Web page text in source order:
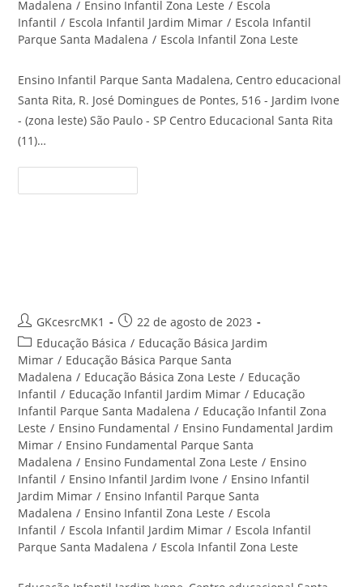
Madalena / Ensino Infantil Zona Leste / Escola
Infantil / Escola Infantil Jardim Mimar / Escola Infantil
Parque Santa Madalena / Escola Infantil Zona Leste
Ensino Infantil Parque Santa Madalena, Centro educacional
Santa Rita, R. José Domingues de Pontes, 516 - Jardim Ivone
- (zona leste) São Paulo - SP Centro Educacional Santa Rita
(11)…
Infantil
Autor
do
post:
GKcesrcMK1
Post
publicado:
22 de agosto de 2023
Categoria
do
post:
Educação Básica / Educação Básica Jardim
Mimar / Educação Básica Parque Santa
Madalena / Educação Básica Zona Leste / Educação
Infantil / Educação Infantil Jardim Mimar / Educação
Infantil Parque Santa Madalena / Educação Infantil Zona
Leste / Ensino Fundamental / Ensino Fundamental Jardim
Mimar / Ensino Fundamental Parque Santa
Madalena / Ensino Fundamental Zona Leste / Ensino
Infantil / Ensino Infantil Jardim Ivone / Ensino Infantil
Jardim Mimar / Ensino Infantil Parque Santa
Madalena / Ensino Infantil Zona Leste / Escola
Infantil / Escola Infantil Jardim Mimar / Escola Infantil
Parque Santa Madalena / Escola Infantil Zona Leste